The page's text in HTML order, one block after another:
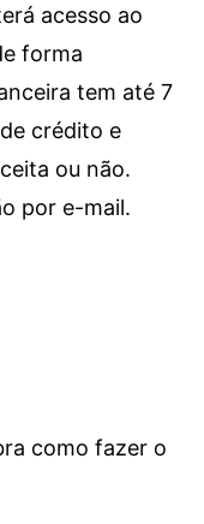
acesso ao
forma
tem até 7
crédito e
ou não.
por e-mail.
como fazer o